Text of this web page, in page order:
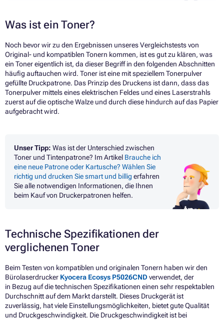
Was ist ein Toner?
Noch bevor wir zu den Ergebnissen unseres Vergleichstests von
Original- und kompatiblen Tonern kommen, ist es gut zu klären, was
ein Toner eigentlich ist, da dieser Begriff in den folgenden Abschnitten
häufig auftauchen wird. Toner ist eine mit speziellem Tonerpulver
gefüllte Druckpatrone. Das Prinzip des Druckens ist dann, dass das
Tonerpulver mittels eines elektrischen Feldes und eines Laserstrahls
zuerst auf die optische Walze und durch diese hindurch auf das Papier
aufgebracht wird.
Unser Tipp: Was ist der Unterschied zwischen
Toner und Tintenpatrone? Im Artikel Brauche ich
eine neue Patrone oder Kartusche? Wählen Sie
richtig und drucken Sie smart und billig erfahren
Sie alle notwendigen Informationen, die Ihnen
beim Kauf von Druckerpatronen helfen.
Technische Spezifikationen der
verglichenen Toner
Beim Testen von kompatiblen und originalen Tonern haben wir den
Bürolaserdrucker Kyocera Ecosys P5026CND verwendet, der
in Bezug auf die technischen Spezifikationen einen sehr respektablen
Durchschnitt auf dem Markt darstellt. Dieses Druckgerät ist
zuverlässig, hat viele Einstellungsmöglichkeiten, bietet gute Qualität
und Druckgeschwindigkeit. Die Druckgeschwindigkeit ist bei